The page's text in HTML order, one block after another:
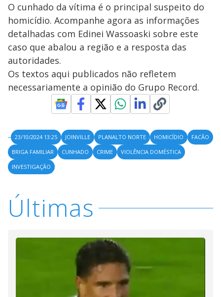
O cunhado da vítima é o principal suspeito do
homicídio. Acompanhe agora as informações
detalhadas com Edinei Wassoaski sobre este
caso que abalou a região e a resposta das
autoridades.
Os textos aqui publicados não refletem
necessariamente a opinião do Grupo Record.
23/10/2024 13:25 JOINVILLE PLANALTO NORTE HOMICÍDIO
FACÃO
BRIGA FAMILIAR
CUNHADO CRIME
VIOLÊNCIA DOMÉSTICA
INVESTIGAÇÃO
Últimas